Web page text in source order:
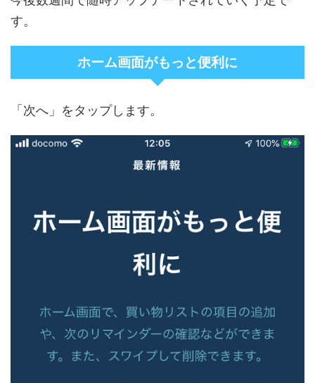
す。
ホーム画面がもっと便利に
「次へ」をタップします。